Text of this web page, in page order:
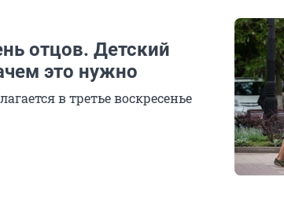
отцов. Детский
это нужно
в третье воскресенье